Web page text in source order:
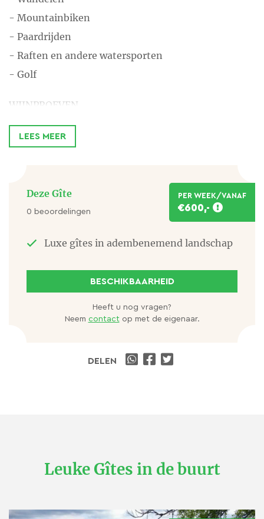
- Mountainbiken
- Paardrijden
- Raften en andere watersporten
- Golf
WIJNPROEVEN
O.a. in Rieux (3 km), La Livinière (7 km) en Corbières
(22 km).
In de omgeving mooie steden als Carcassonne,
Perpignan, Narbonne en Montpellier.
CANAL DU MIDI
EN NOG VEEL MEER
Vraag de eigenaar, hij kent de omgeving als zijn
LEES MEER
Deze Gîte
0 beoordelingen
PER WEEK/VANAF
€600,-
Luxe gîtes in adembenemend landschap
BESCHIKBAARHEID
Heeft u nog vragen?
Neem contact op met de eigenaar.
DELEN
Leuke Gîtes in de buurt